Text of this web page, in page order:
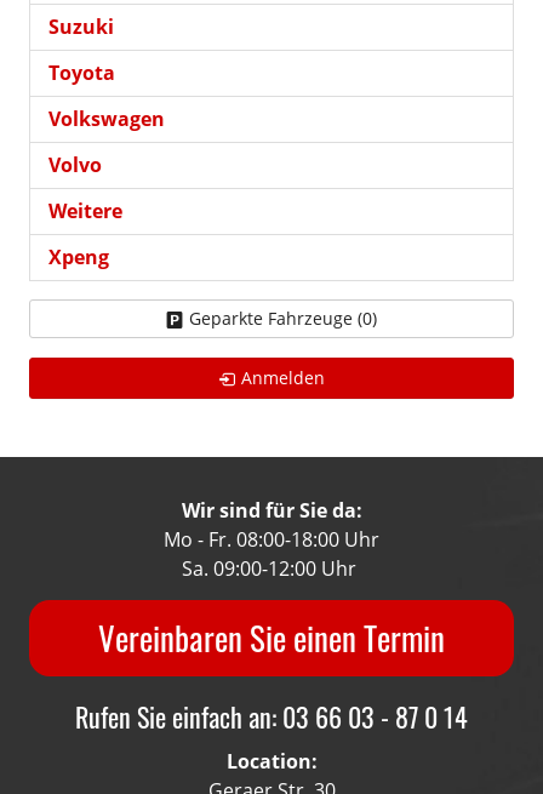
Suzuki
Toyota
Volkswagen
Volvo
Weitere
Xpeng
Geparkte Fahrzeuge (0)
Anmelden
Wir sind für Sie da:
Mo - Fr. 08:00-18:00 Uhr
Sa. 09:00-12:00 Uhr
Vereinbaren Sie einen Termin
Rufen Sie einfach an: 03 66 03 - 87 0 14
Location: